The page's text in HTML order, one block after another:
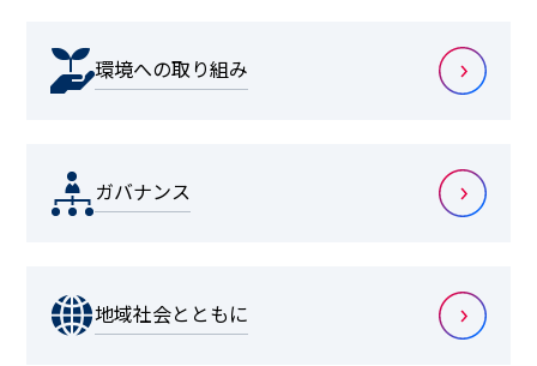
環境への取り組み
ガバナンス
地域社会とともに